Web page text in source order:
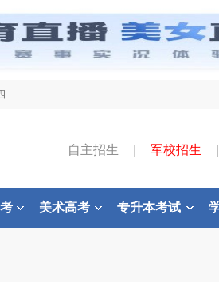
自主招生 军校招生
美术高考 专升本考试